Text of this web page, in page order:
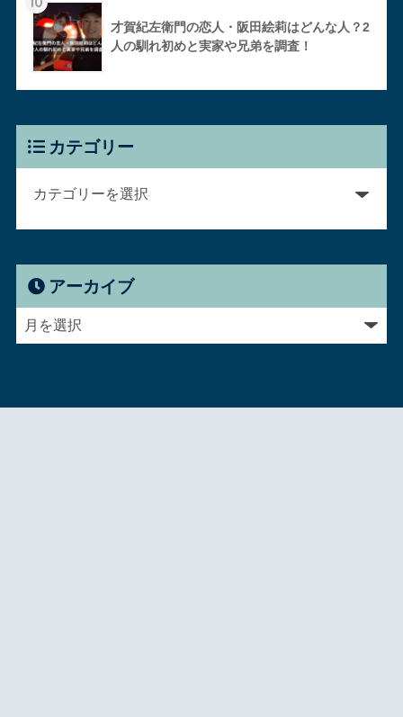
才賀紀左衛門の恋人・阪田絵莉はどんな人？2
人の馴れ初めと実家や兄弟を調査！
カテゴリー
アーカイブ